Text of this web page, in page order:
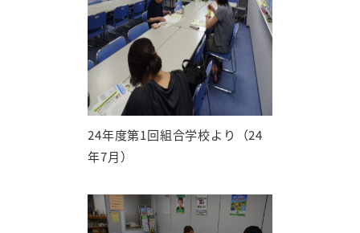
24年度第1回組合学校より（24
年7月）